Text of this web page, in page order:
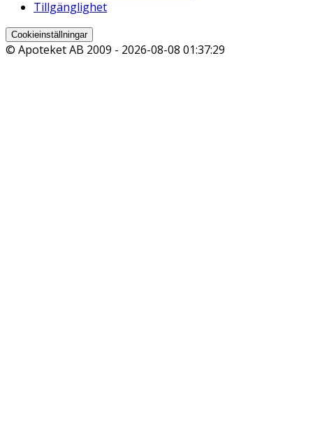
Tillgänglighet
Cookieinställningar
© Apoteket AB 2009 - 2026-08-08 01:37:29